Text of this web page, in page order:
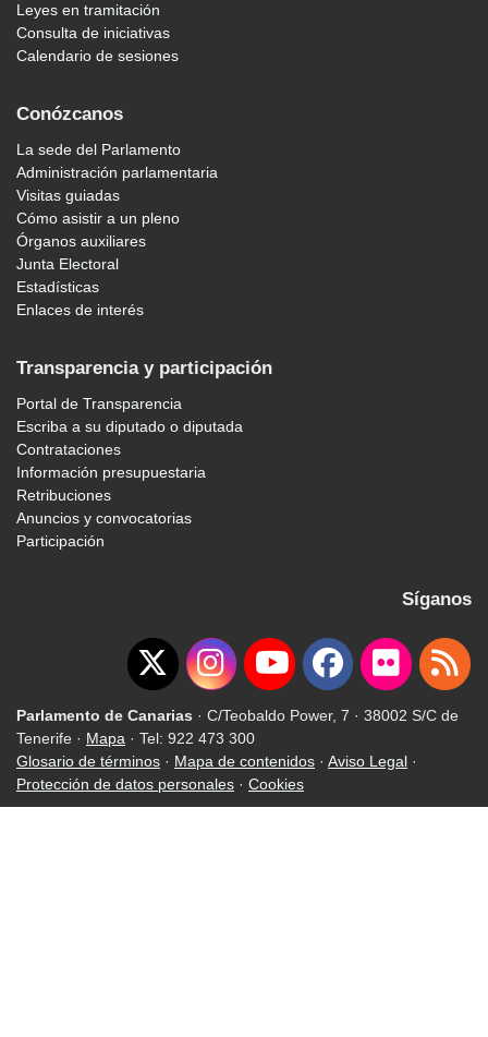
Leyes en tramitación
Consulta de iniciativas
Calendario de sesiones
Conózcanos
La sede del Parlamento
Administración parlamentaria
Visitas guiadas
Cómo asistir a un pleno
Órganos auxiliares
Junta Electoral
Estadísticas
Enlaces de interés
Transparencia y participación
Portal de Transparencia
Escriba a su diputado o diputada
Contrataciones
Información presupuestaria
Retribuciones
Anuncios y convocatorias
Participación
Síganos
Parlamento de Canarias · C/Teobaldo Power, 7 · 38002 S/C de
Tenerife · Mapa · Tel: 922 473 300
Glosario de términos · Mapa de contenidos · Aviso Legal ·
Protección de datos personales · Cookies